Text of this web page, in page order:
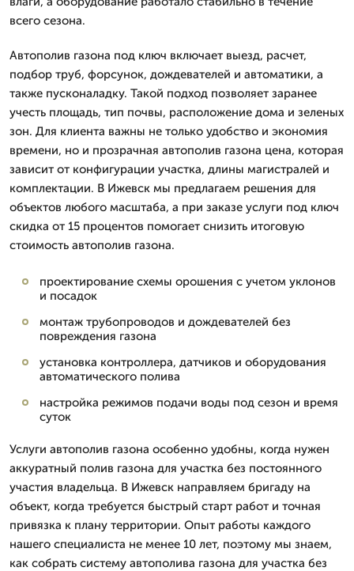
всего сезона.
Автополив газона под ключ включает выезд, расчет,
подбор труб, форсунок, дождевателей и автоматики, а
также пусконаладку. Такой подход позволяет заранее
учесть площадь, тип почвы, расположение дома и зеленых
зон. Для клиента важны не только удобство и экономия
времени, но и прозрачная автополив газона цена, которая
зависит от конфигурации участка, длины магистралей и
комплектации. В Ижевск мы предлагаем решения для
объектов любого масштаба, а при заказе услуги под ключ
скидка от 15 процентов помогает снизить итоговую
стоимость автополив газона.
проектирование схемы орошения с учетом уклонов
и посадок
монтаж трубопроводов и дождевателей без
повреждения газона
установка контроллера, датчиков и оборудования
автоматического полива
настройка режимов подачи воды под сезон и время
суток
Услуги автополив газона особенно удобны, когда нужен
аккуратный полив газона для участка без постоянного
участия владельца. В Ижевск направляем бригаду на
объект, когда требуется быстрый старт работ и точная
привязка к плану территории. Опыт работы каждого
нашего специалиста не менее 10 лет, поэтому мы знаем,
как собрать систему автополива газона для участка без